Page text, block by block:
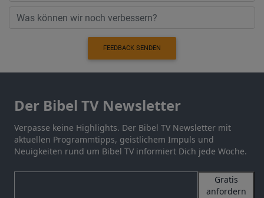
FEEDBACK SENDEN
Der Bibel TV Newsletter
Verpasse keine Highlights. Der Bibel TV Newsletter mit
aktuellen Programmtipps, geistlichem Impuls und
Neuigkeiten rund um Bibel TV informiert Dich jede Woche.
Gratis
anfordern